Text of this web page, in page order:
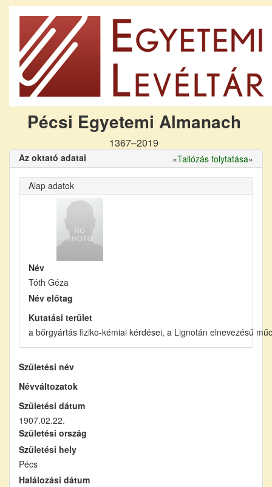
Pécsi Egyetemi Almanach
1367–2019
Az oktató adatai «Tallózás folytatása»
Alap adatok
Név
Tóth Géza
Név előtag
Kutatási terület
a bőrgyártás fiziko-kémiai kérdései, a Lignotán elnevezésű
Születési név
Névváltozatok
Születési dátum
1907.02.22.
Születési ország
Születési hely
Pécs
Halálozási dátum